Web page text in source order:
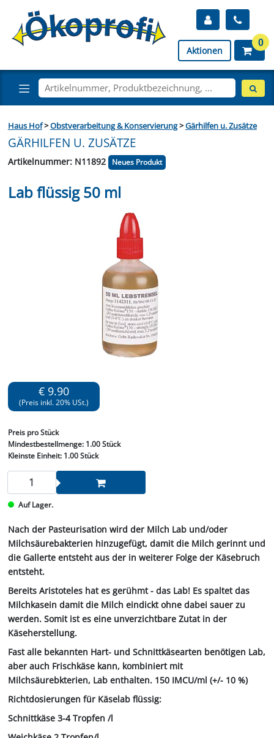
Aktionen
0
Haus Hof>Obstverarbeitung & Konservierung>Gärhilfen u. Zusätze
GÄRHILFEN U. ZUSÄTZE
Artikelnummer: N11892 Neues Produkt
Lab flüssig 50 ml
€ 9.90
(Preis inkl. 20% USt.)
Preis pro Stück
Mindestbestellmenge: 1.00 Stück
Kleinste Einheit:1.00 Stück
Auf Lager.
Nach der Pasteurisation wird der Milch Lab und/oder
Milchsäurebakterien hinzugefügt, damit die Milch gerinnt und
die Gallerte entsteht aus der in weiterer Folge der Käsebruch
entsteht.
Bereits Aristoteles hat es gerühmt - das Lab! Es spaltet das
Milchkasein damit die Milch eindickt ohne dabei sauer zu
werden. Somit ist es eine unverzichtbare Zutat in der
Käseherstellung.
Fast alle bekannten Hart- und Schnittkäsearten benötigen Lab,
aber auch Frischkäse kann, kombiniert mit
Milchsäurebkterien, Lab enthalten. 150 IMCU/ml (+/- 10 %)
Richtdosierungen für Käselab flüssig:
Schnittkäse 3-4 Tropfen /l